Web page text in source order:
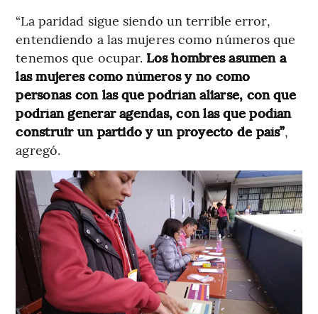
“La paridad sigue siendo un terrible error,
entendiendo a las mujeres como números que
tenemos que ocupar. Los hombres asumen a
las mujeres como números y no como
personas con las que podrían aliarse, con que
podrían generar agendas, con las que podían
construir un partido y un proyecto de país”,
agregó.